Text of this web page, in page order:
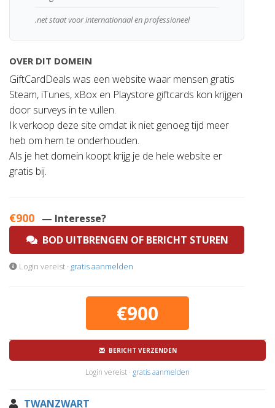
.net staat voor internationaal en professioneel
OVER DIT DOMEIN
GiftCardDeals was een website waar mensen gratis
Steam, iTunes, xBox en Playstore giftcards kon krijgen
door surveys in te vullen.
Ik verkoop deze site omdat ik niet genoeg tijd meer
heb om hem te onderhouden.
Als je het domein koopt krijg je de hele website er
gratis bij.
€900 — Interesse?
BOD UITBRENGEN OF BERICHT STUREN
Login vereist · gratis aanmelden
€900
BERICHT VERZENDEN
Login vereist · gratis aanmelden
TWANZWART